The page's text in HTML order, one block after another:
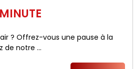
? Offrez-vous une pause à la
de notre ...